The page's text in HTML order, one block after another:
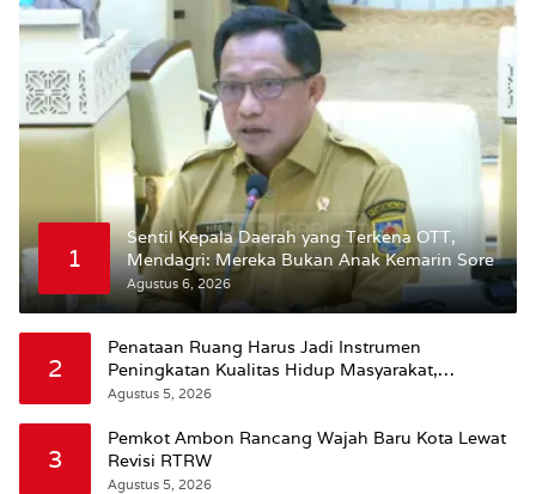
1
Sentil Kepala Daerah yang Terkena OTT,
Mendagri: Mereka Bukan Anak Kemarin Sore
Agustus 6, 2026
2
Penataan Ruang Harus Jadi Instrumen
Peningkatan Kualitas Hidup Masyarakat,
Wattimena: Revisi RT-RW Ditetapkan Pemkot
Agustus 5, 2026
3
Pemkot Ambon Rancang Wajah Baru Kota Lewat
Revisi RTRW
Agustus 5, 2026